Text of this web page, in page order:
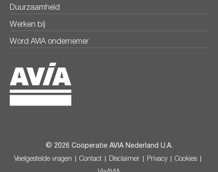
Duurzaamheid
Werken bij
Word AVIA ondernemer
© 2026 Coöperatie AVIA Nederland U.A.
Veelgestelde vragen Contact Disclaimer Privacy Cookies